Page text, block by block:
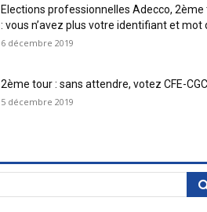
Elections professionnelles Adecco, 2ème
: vous n’avez plus votre identifiant et mot
6 décembre 2019
2ème tour : sans attendre, votez CFE-
5 décembre 2019